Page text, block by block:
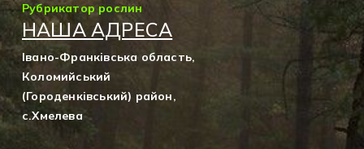
Рубрикатор рослин
НАША АДРЕСА
Івано-Франківська область,
Коломийський
(Городенківський) район,
с.Хмелева